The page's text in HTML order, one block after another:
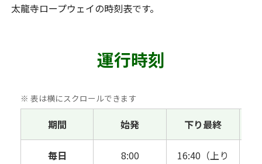
太龍寺ロープウェイの時刻表です。
運行時刻
※ 表は横にスクロールできます
期間 始発 下り最終
毎日 8:00
16:40（上り